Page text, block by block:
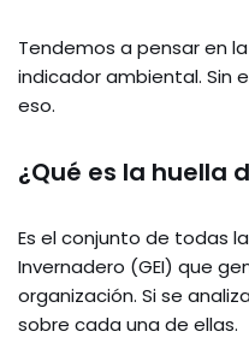
Tendemos a pensar en
indicador ambiental. Sin
eso.
¿Qué es la huella
Es el conjunto de todas
Invernadero (GEI) que
organización. Si se
sobre cada una de ellas.